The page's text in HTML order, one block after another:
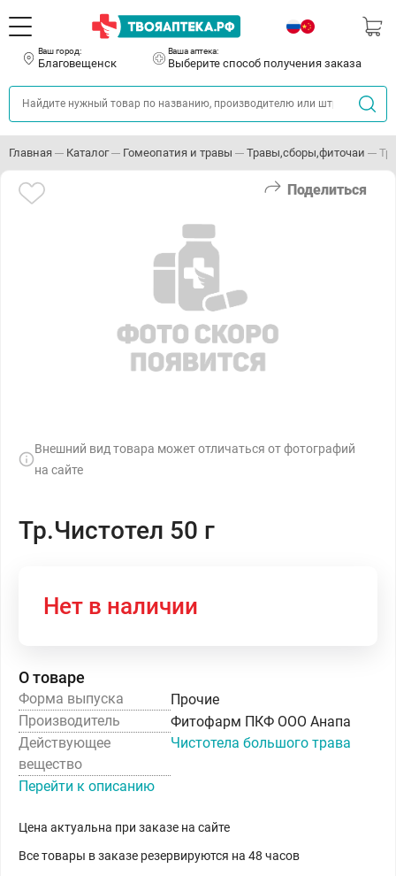
Ваш город:
Благовещенск
Ваша аптека:
Выберите способ получения заказа
Главная Каталог Гомеопатия и травы Травы,сборы,фиточаи
Поделиться
Внешний вид товара может отличаться от фотографий
на сайте
Тр.Чистотел 50 г
Нет в наличии
О товаре
Форма выпуска
Прочие
Производитель
Фитофарм ПКФ ООО Анапа
Действующее
вещество
Чистотела большого трава
Перейти к описанию
Цена актуальна при заказе на сайте
Все товары в заказе резервируются на 48 часов